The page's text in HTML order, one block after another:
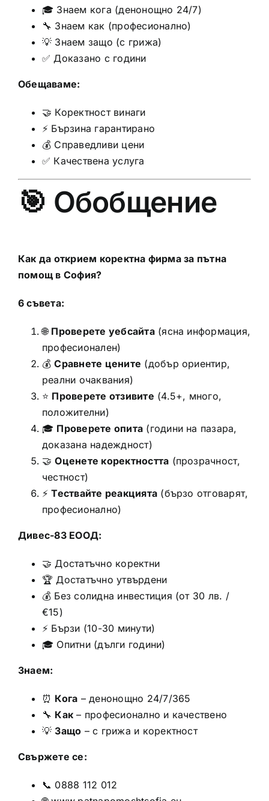
🎓 Знаем кога (денонощно 24/7)
🔧 Знаем как (професионално)
💡 Знаем защо (с грижа)
✅ Доказано с години
Обещаваме:
🤝 Коректност винаги
⚡ Бързина гарантирано
💰 Справедливи цени
✅ Качествена услуга
🎯 Обобщение
Как да открием коректна фирма за пътна
помощ в София?
6 съвета:
🌐 Проверете уебсайта(ясна информация,
професионален)
💰Сравнете цените (добър ориентир,
реални очаквания)
⭐ Проверете отзивите (4.5+, много,
положителни)
🎓 Проверете опита (години на пазара,
доказана надеждност)
🤝Оценете коректността (прозрачност,
честност)
⚡Тествайте реакцията (бързо отговарят,
професионално)
Дивес-83 ЕООД:
🤝 Достатъчно коректни
🏆 Достатъчно утвърдени
💰 Без солидна инвестиция (от 30 лв. /
€15)
⚡ Бързи (10-30 минути)
🎓 Опитни (дълги години)
Знаем:
⏰ Кога – денонощно 24/7/365
🔧 Как – професионално и качествено
💡Защо – с грижа и коректност
Свържете се:
📞 0888 112 012